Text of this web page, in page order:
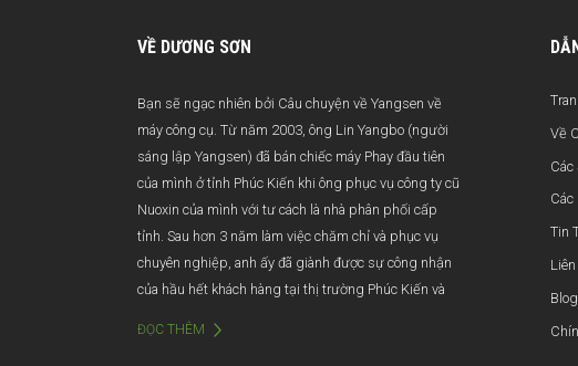
VỀ DƯƠNG SƠN
Bạn sẽ ngạc nhiên bởi Câu chuyện về Yangsen về
máy công cụ. Từ năm 2003, ông Lin Yangbo (người
sáng lập Yangsen) đã bán chiếc máy Phay đầu tiên
của mình ở tỉnh Phúc Kiến khi ông phục vụ công ty cũ
Nuoxin của mình với tư cách là nhà phân phối cấp
tỉnh. Sau hơn 3 năm làm việc chăm chỉ và phục vụ
chuyên nghiệp, anh ấy đã giành được sự công nhận
của hầu hết khách hàng tại thị trường Phúc Kiến và
Thật không may, do quản lý kém và thay đổi quản lý,
ĐỌC THÊM
Về
Các
Tin
Blog